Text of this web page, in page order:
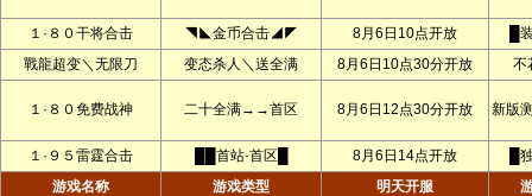
１·８０干将合击 ◥◣金币合击◢◤ 8月6日10点开放
█
戰龍超变＼无限刀
变态杀人＼送全满 8月6日10点30分开放 不
１·８０免费战神 二十全满→→首区 8月6日12点30分开放 新版
１·９５雷霆合击 ██首站·首区█ 8月6日14点开放
█
游戏名称
游戏类型 明天开服